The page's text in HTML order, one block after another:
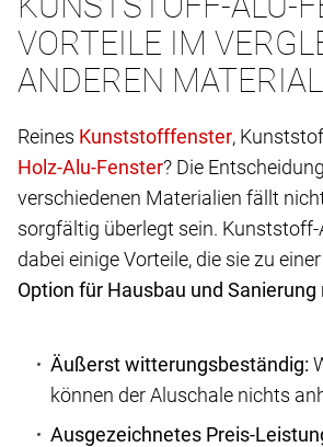
VORTEILE IM
ANDEREN
Reines
,
? Die
verschiedenen Materialien fällt
sorgfältig überlegt sein. Kunststoff-
dabei einige Vorteile, die sie zu einer
Option für Hausbau und Sanierung
Äußerst witterungsbeständig:
können der Aluschale nichts
Ausgezeichnetes Preis-